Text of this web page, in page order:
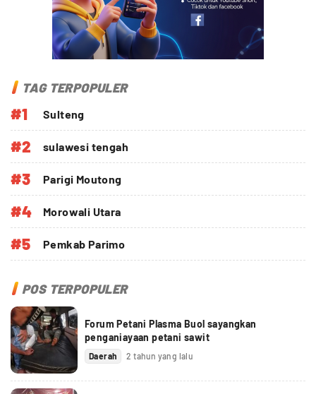
TAG TERPOPULER
#1 Sulteng
#2 sulawesi tengah
#3 Parigi Moutong
#4 Morowali Utara
#5 Pemkab Parimo
POS TERPOPULER
Forum Petani Plasma Buol sayangkan
penganiayaan petani sawit
Daerah 2 tahun yang lalu